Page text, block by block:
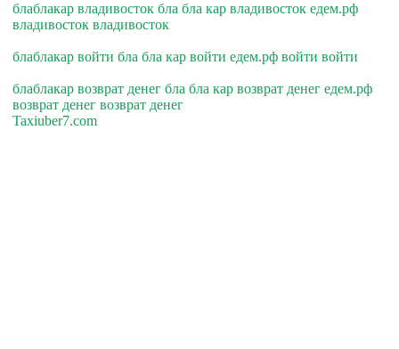
блаблакар владивосток бла бла кар владивосток едем.рф
владивосток владивосток
блаблакар войти бла бла кар войти едем.рф войти войти
блаблакар возврат денег бла бла кар возврат денег едем.рф
возврат денег возврат денег
Taxiuber7.com